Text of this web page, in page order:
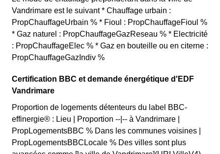
Vandrimare est le suivant * Chauffage urbain :
PropChauffageUrbain % * Fioul : PropChauffageFioul %
* Gaz naturel : PropChauffageGazReseau % * Electricité
: PropChauffageElec % * Gaz en bouteille ou en citerne :
PropChauffageGazIndiv %
Certification BBC et demande énergétique d'EDF
Vandrimare
Proportion de logements détenteurs du label BBC-
effinergie® : Lieu | Proportion --|-- à Vandrimare |
PropLogementsBBC % Dans les communes voisines |
PropLogementsBBCLocale % Des villes sont plus